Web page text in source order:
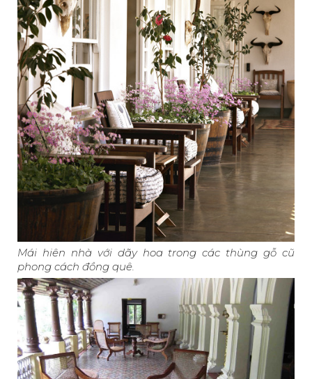
Mái hiên nhà với dãy hoa trong các thùng gỗ cũ
phong cách đồng quê.